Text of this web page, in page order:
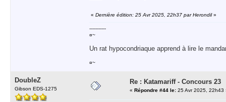
« Dernière édition: 25 Avr 2025, 22h37 par Herondil»
-----------
¤~
Un rat hypocondriaque apprend à lire le
¤~
DoubleZ
Gibson EDS-1275
Re : Katamariff - Concours 23
« Répondre #44 le: 25 Avr 2025, 22h43